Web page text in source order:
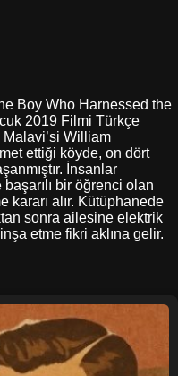
Boy Who Harnessed the
2019 Filmi Türkçe
Malavi’si William
ettiği köyde, on dört
İnsanlar
bir öğrenci olan
kararı alır. Kütüphanede
sonra ailesine elektrik
etme fikri aklına gelir.